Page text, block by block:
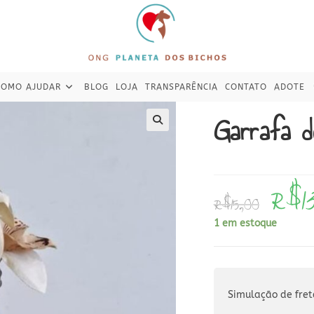
AJUDAR BLOG LOJA TRANSPARÊNCIA CONTATO ADOTE
Garrafa
R$15,00 O
preço
original
era:
R$15,00.
R$
1 em estoque
Simulação de